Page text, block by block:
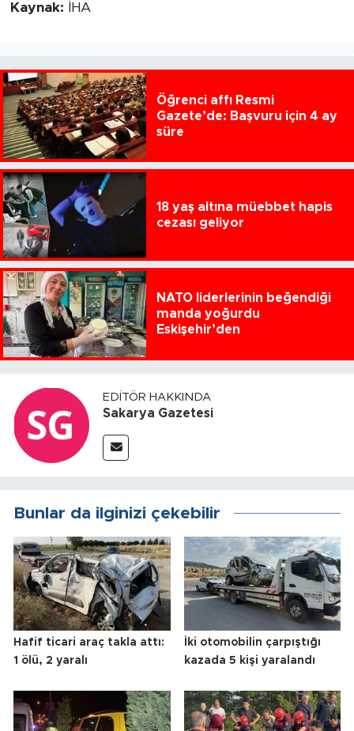
Kaynak: İHA
Öğrenci affı Resmi
Gazete’de: Başvuru için 4 ay
süre
18 yaş altına müebbet hapis
cezası geliyor
NATO liderlerinin beğendiği
manda yoğurdu
Eskişehir’den
EDITÖR HAKKINDA
Sakarya Gazetesi
Bunlar da ilginizi çekebilir
Hafif ticari araç takla attı:
1 ölü, 2 yaralı
İki otomobilin çarpıştığı
kazada 5 kişi yaralandı